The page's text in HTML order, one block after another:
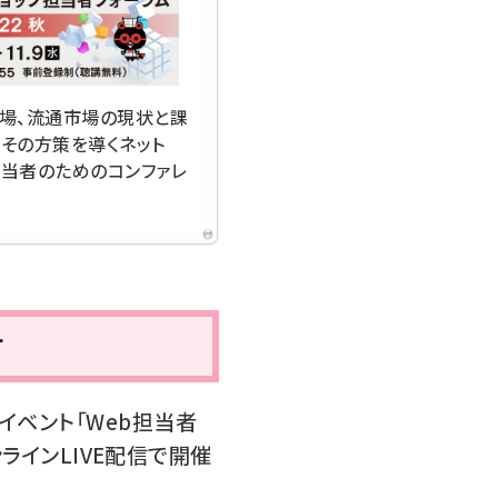
、流通市場の現状と課
の方策を導くネット
者のためのコンファレ
ベント「Web担当者
インLIVE配信で開催